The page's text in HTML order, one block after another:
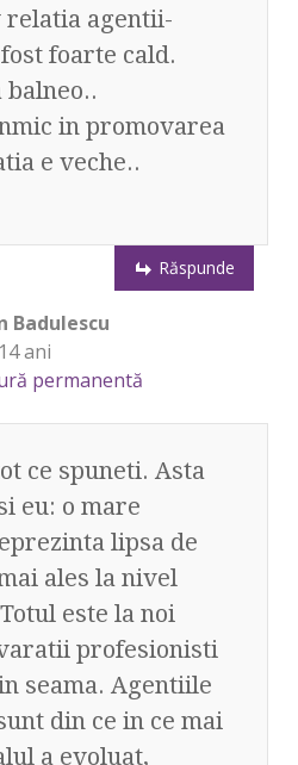
agentii-
foarte cald.
balneo..
in promovarea
e veche..
Răspunde
Badulescu
ani
permanentă
ce spuneti. Asta
eu: o mare
lipsa de
ales la nivel
este la noi
profesionisti
seama. Agentiile
din ce in ce mai
a evoluat,